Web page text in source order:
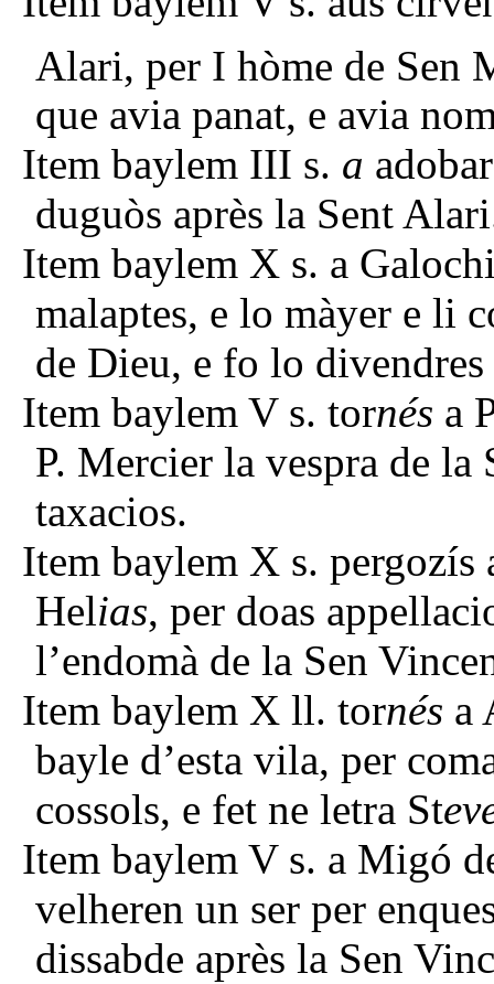
Alari, per I hòme de Sen
que avia panat, e avia
Item baylem III s. a
duguòs après la Sent
Item baylem X s. a
malaptes, e lo màyer e li
de Dieu, e fo lo
Item baylem V s. tornés a
P. Mercier la vespra de la
taxacios.
Item baylem X s. pergozís
Helias, per doas
l’endomà de la Sen
Item baylem X ll. tornés a
bayle d’esta vila, per
cossols, e fet ne letra St
Item baylem V s. a Migó
velheren un ser per
dissabde après la Sen